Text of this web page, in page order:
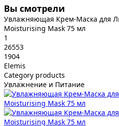
Вы смотрели
Увлажняющая Крем-Маска для
Moisturising Mask 75 мл
1
26553
1904
Elemis
Category products
Увлажнение и Питание